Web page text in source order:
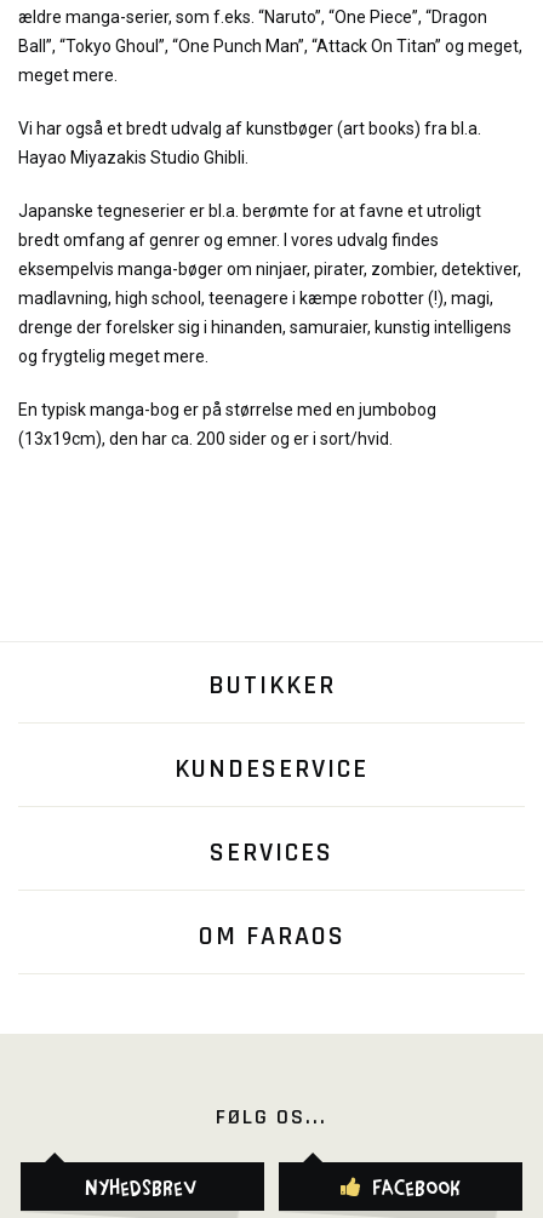
ældre manga-serier, som f.eks. “Naruto”, “One Piece”, “Dragon
Ball”, “Tokyo Ghoul”, “One Punch Man”, “Attack On Titan” og meget,
meget mere.
Vi har også et bredt udvalg af kunstbøger (art books) fra bl.a.
Hayao Miyazakis Studio Ghibli.
Japanske tegneserier er bl.a. berømte for at favne et utroligt
bredt omfang af genrer og emner. I vores udvalg findes
eksempelvis manga-bøger om ninjaer, pirater, zombier, detektiver,
madlavning, high school, teenagere i kæmpe robotter (!), magi,
drenge der forelsker sig i hinanden, samuraier, kunstig intelligens
og frygtelig meget mere.
En typisk manga-bog er på størrelse med en jumbobog
(13x19cm), den har ca. 200 sider og er i sort/hvid.
BUTIKKER
KUNDESERVICE
SERVICES
OM FARAOS
FØLG OS...
Nyhedsbrev Facebook